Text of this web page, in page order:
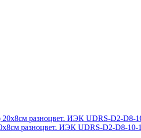
разноцвет. ИЭК UDRS-D2-D8-10-1